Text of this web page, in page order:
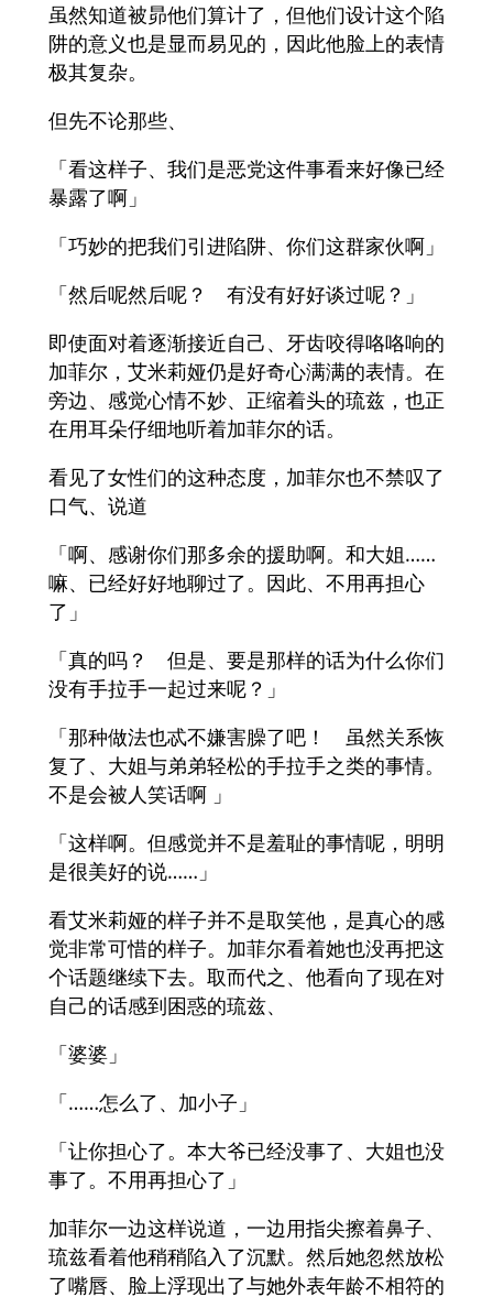
虽然知道被昴他们算计了，但他们设计这个陷
阱的意义也是显而易见的，因此他脸上的表情
极其复杂。
但先不论那些、
「看这样子、我们是恶党这件事看来好像已经
暴露了啊」
「巧妙的把我们引进陷阱、你们这群家伙啊」
「然后呢然后呢？ 有没有好好谈过呢？」
即使面对着逐渐接近自己、牙齿咬得咯咯响的
加菲尔，艾米莉娅仍是好奇心满满的表情。在
旁边、感觉心情不妙、正缩着头的琉兹，也正
在用耳朵仔细地听着加菲尔的话。
看见了女性们的这种态度，加菲尔也不禁叹了
口气、说道
「啊、感谢你们那多余的援助啊。和大姐……
嘛、已经好好地聊过了。因此、不用再担心
了」
「真的吗？ 但是、要是那样的话为什么你们
没有手拉手一起过来呢？」
「那种做法也忒不嫌害臊了吧！ 虽然关系恢
复了、大姐与弟弟轻松的手拉手之类的事情。
不是会被人笑话啊 」
「这样啊。但感觉并不是羞耻的事情呢，明明
是很美好的说……」
看艾米莉娅的样子并不是取笑他，是真心的感
觉非常可惜的样子。加菲尔看着她也没再把这
个话题继续下去。取而代之、他看向了现在对
自己的话感到困惑的琉兹、
「婆婆」
「……怎么了、加小子」
「让你担心了。本大爷已经没事了、大姐也没
事了。不用再担心了」
加菲尔一边这样说道，一边用指尖擦着鼻子、
琉兹看着他稍稍陷入了沉默。然后她忽然放松
了嘴唇、脸上浮现出了与她外表年龄不相符的